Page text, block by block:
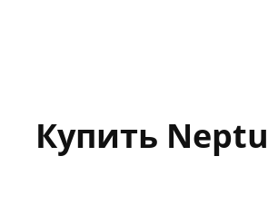
Купить